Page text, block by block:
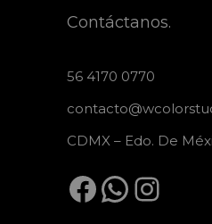
Contáctanos.
56 4170 0770
CDMX – Edo. De
Facebook